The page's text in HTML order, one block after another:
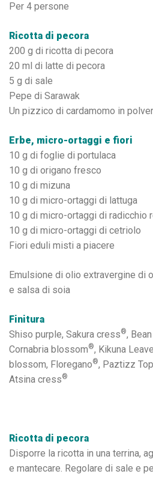
Per 4 persone
Ricotta di pecora
200 g di ricotta di pecora
20 ml di latte di pecora
5 g di sale
Pepe di Sarawak
Un pizzico di cardamomo in
Erbe, micro-ortaggi e fiori
10 g di foglie di portulaca
10 g di origano fresco
10 g di mizuna
10 g di micro-ortaggi di lattuga
10 g di micro-ortaggi di radicchio
10 g di micro-ortaggi di cetriolo
Fiori eduli misti a piacere
Emulsione di olio extravergine di
e salsa di soia
Finitura
Shiso purple, Sakura cress®,
Cornabria blossom®, Kikuna
blossom, Floregano®, Paztizz
Atsina cress®
Ricotta di pecora
Disporre la ricotta in una terrina,
e mantecare. Regolare di sale e